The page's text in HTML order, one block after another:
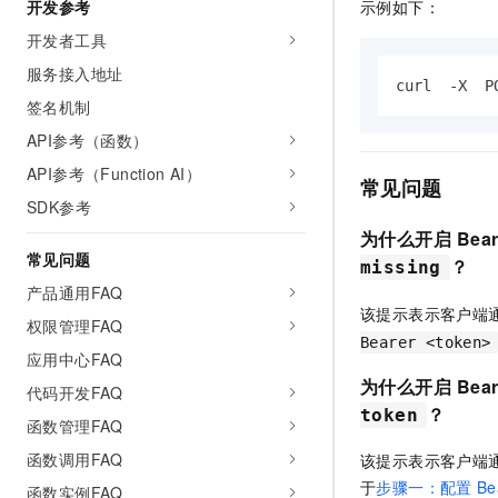
开发参考
开发者工具
服务接入地址
签名机制
API参考（函数）
API参考（Function AI）
SDK参考
常见问题
产品通用FAQ
权限管理FAQ
应用中心FAQ
代码开发FAQ
函数管理FAQ
函数调用FAQ
函数实例FAQ
示例如下：
curl  -X
常见问题
为什么开启
missing ？
该提示表示客户端
Bearer <token>
为什么开启
token ？
该提示表示客户端
于步骤一：配置